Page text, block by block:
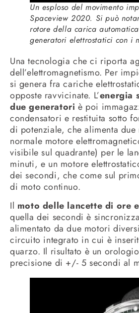
Un esploso del movimento
Spaceview 2020. Si può
rotore della carica
generatori elettrostatici con i
Una tecnologia che ci riporta
dell’elettromagnetismo. Per
si genera fra cariche
opposte ravvicinate. L’energia
due generatori è poi
condensatori e restituita sotto
di potenziale, che alimenta
normale motore
visibile sul quadrante) per le
minuti, e un motore
dei secondi, che come sul
di moto continuo.
Il moto delle lancette di ore
quella dei secondi è
alimentato da due motori
circuito integrato in cui è
quarzo. Il risultato è un
precisione di +/- 5 secondi al